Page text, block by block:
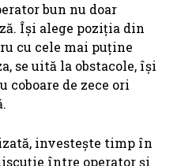
bun nu doar
Își alege poziția din
cu cele mai puține
se uită la obstacole, își
coboare de zece ori
investește timp în
între operator și